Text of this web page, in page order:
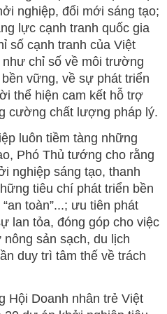
nghiệp, đổi mới sáng tạo;
lực cạnh tranh quốc gia
số cạnh tranh của Việt
chỉ số về môi trường
vững, về sự phát triển
thể hiện cam kết hỗ trợ
cường chất lượng pháp lý.
luôn tiềm tàng những
Phó Thủ tướng cho rằng
nghiệp sáng tạo, thanh
tiêu chí phát triển bền
toàn”...; ưu tiên phát
lan tỏa, đóng góp cho việc
sản sạch, du lịch
duy trì tâm thế về trách
Hội Doanh nhân trẻ Việt